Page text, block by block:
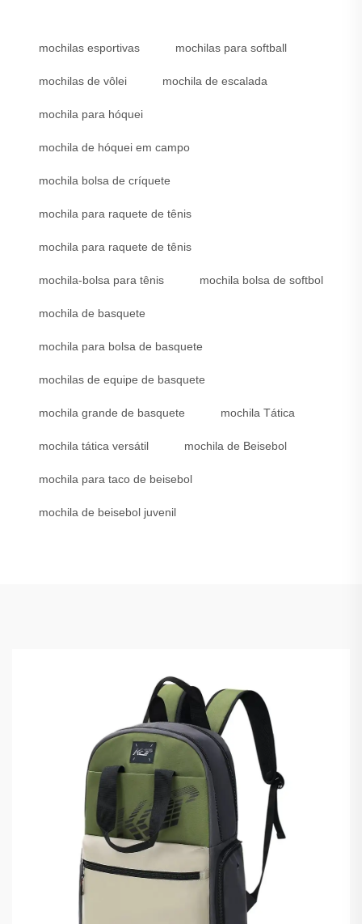
mochilas esportivas mochilas para softball
mochilas de vôlei mochila de escalada
mochila para hóquei
mochila de hóquei em campo
mochila bolsa de críquete
mochila para raquete de tênis
mochila para raquete de tênis
mochila-bolsa para tênis mochila bolsa de softbol
mochila de basquete
mochila para bolsa de basquete
mochilas de equipe de basquete
mochila grande de basquete mochila Tática
mochila tática versátil mochila de Beisebol
mochila para taco de beisebol
mochila de beisebol juvenil